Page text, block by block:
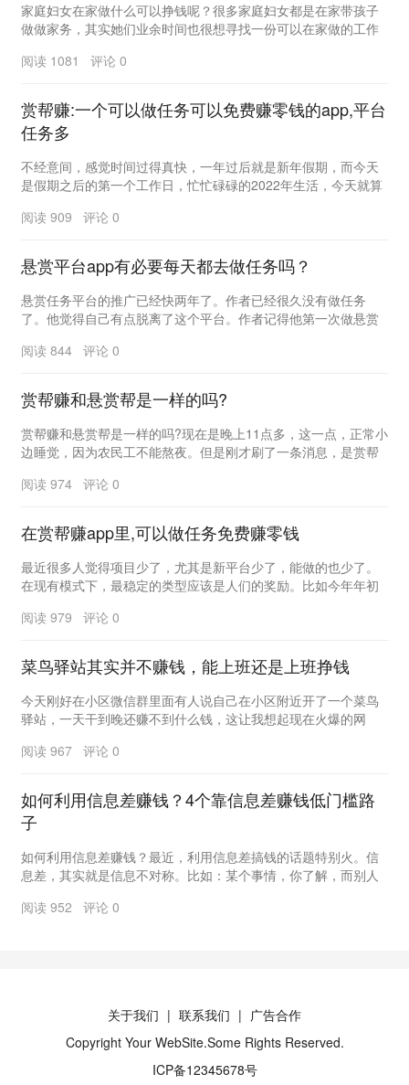
家庭妇女在家做什么可以挣钱呢？很多家庭妇女都是在家带孩子
做做家务，其实她们业余时间也很想寻找一份可以在家做的工作
阅读 1081 评论 0
赏帮赚:一个可以做任务可以免费赚零钱的app,平台
任务多
不经意间，感觉时间过得真快，一年过后就是新年假期，而今天
是假期之后的第一个工作日，忙忙碌碌的2022年生活，今天就算
阅读 909 评论 0
悬赏平台app有必要每天都去做任务吗？
悬赏任务平台的推广已经快两年了。作者已经很久没有做任务
了。他觉得自己有点脱离了这个平台。作者记得他第一次做悬赏
阅读 844 评论 0
赏帮赚和悬赏帮是一样的吗?
赏帮赚和悬赏帮是一样的吗?现在是晚上11点多，这一点，正常小
边睡觉，因为农民工不能熬夜。但是刚才刷了一条消息，是赏帮
阅读 974 评论 0
在赏帮赚app里,可以做任务免费赚零钱
最近很多人觉得项目少了，尤其是新平台少了，能做的也少了。
在现有模式下，最稳定的类型应该是人们的奖励。比如今年年初
阅读 979 评论 0
菜鸟驿站其实并不赚钱，能上班还是上班挣钱
今天刚好在小区微信群里面有人说自己在小区附近开了一个菜鸟
驿站，一天干到晚还赚不到什么钱，这让我想起现在火爆的网
阅读 967 评论 0
如何利用信息差赚钱？4个靠信息差赚钱低门槛路
子
如何利用信息差赚钱？最近，利用信息差搞钱的话题特别火。信
息差，其实就是信息不对称。比如：某个事情，你了解，而别人
阅读 952 评论 0
关于我们 联系我们
广告合作
Copyright Your WebSite.Some Rights Reserved.
ICP备12345678号